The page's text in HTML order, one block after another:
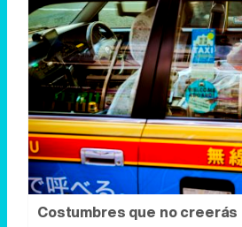
Costumbres que no creerás